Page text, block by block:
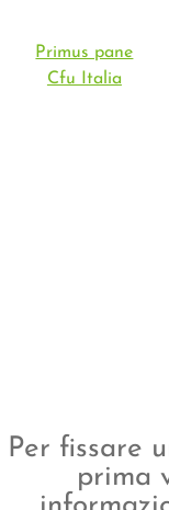
Primus pane
Cfu Italia
Per fissare
prima